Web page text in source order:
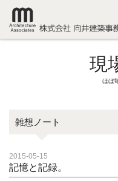
現
ほぼ
雑想ノート
2015-05-15
記憶と記録。